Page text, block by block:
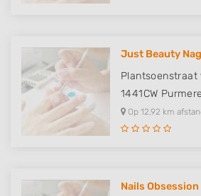
Just Beauty
Plantsoenstraat
1441CW
Op 12,92 km
Nails Obsession